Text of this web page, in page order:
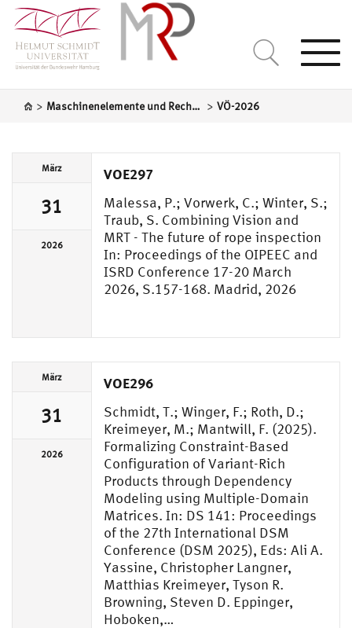
> Maschinenelemente und Rechnergestützte Produktentwicklung > VÖ-2026
März
31
2026
VOE297
Malessa, P.; Vorwerk, C.; Winter, S.;
Traub, S. Combining Vision and
MRT - The future of rope inspection
In: Proceedings of the OIPEEC and
ISRD Conference 17-20 March
2026, S.157-168. Madrid, 2026
März
31
2026
VOE296
Schmidt, T.; Winger, F.; Roth, D.;
Kreimeyer, M.; Mantwill, F. (2025).
Formalizing Constraint-Based
Configuration of Variant-Rich
Products through Dependency
Modeling using Multiple-Domain
Matrices. In: DS 141: Proceedings
of the 27th International DSM
Conference (DSM 2025), Eds: Ali A.
Yassine, Christopher Langner,
Matthias Kreimeyer, Tyson R.
Browning, Steven D. Eppinger,
Hoboken,…